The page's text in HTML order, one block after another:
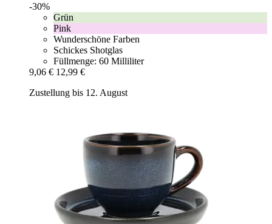
-30%
Grün
Pink
Wunderschöne Farben
Schickes Shotglas
Füllmenge: 60 Milliliter
9,06 € 12,99 €
Zustellung bis 12. August